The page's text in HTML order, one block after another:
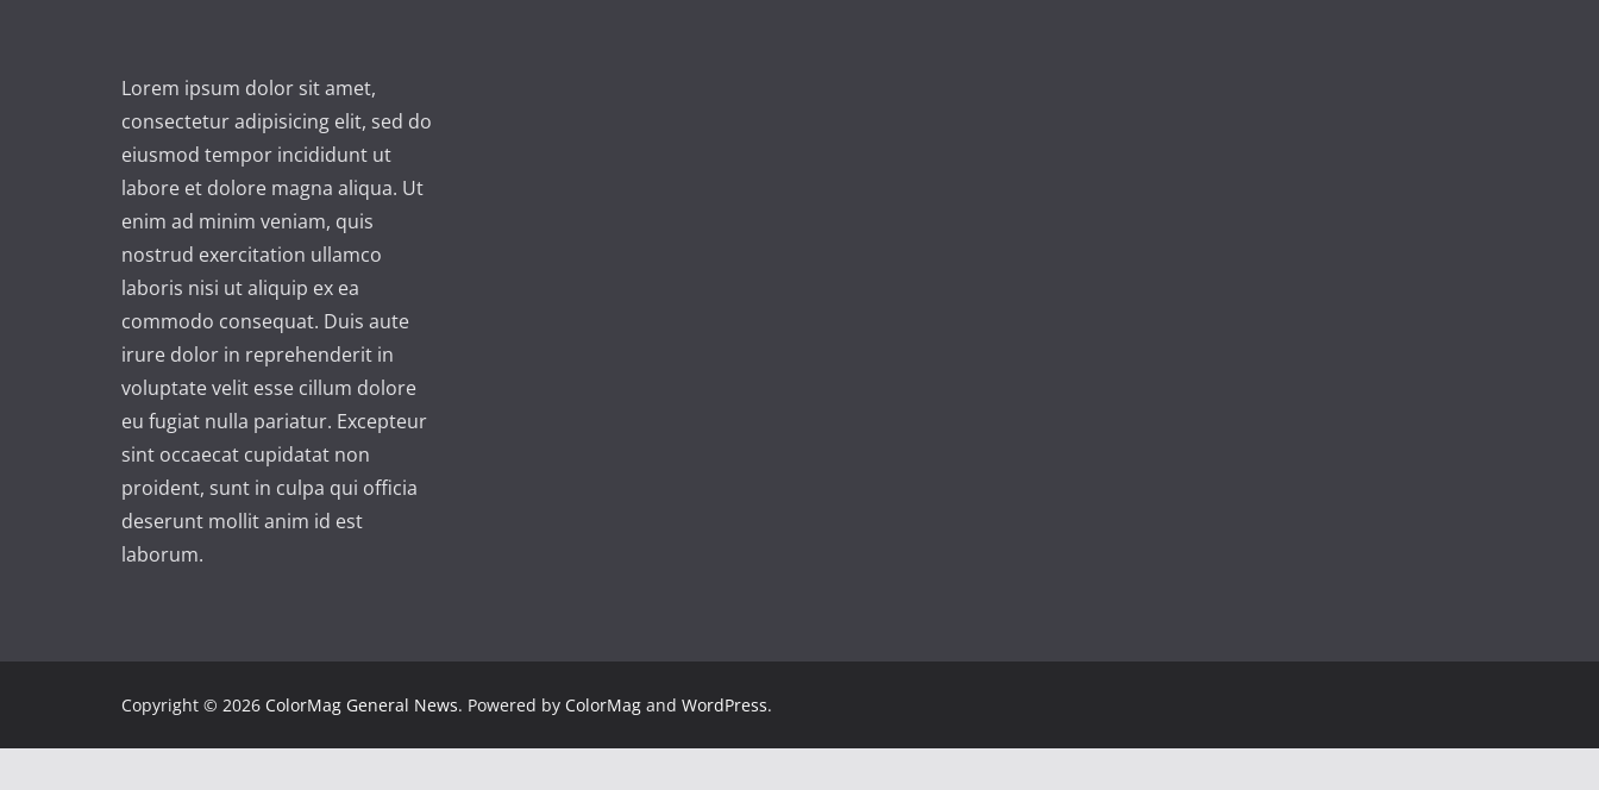
a
t
i
v
e
:
Lorem ipsum dolor sit amet,
consectetur adipisicing elit, sed do
eiusmod tempor incididunt ut
labore et dolore magna aliqua. Ut
enim ad minim veniam, quis
nostrud exercitation ullamco
laboris nisi ut aliquip ex ea
commodo consequat. Duis aute
irure dolor in reprehenderit in
voluptate velit esse cillum dolore
eu fugiat nulla pariatur. Excepteur
sint occaecat cupidatat non
proident, sunt in culpa qui officia
deserunt mollit anim id est
laborum.
Copyright © 2026 ColorMag General News. Powered by ColorMag and WordPress.